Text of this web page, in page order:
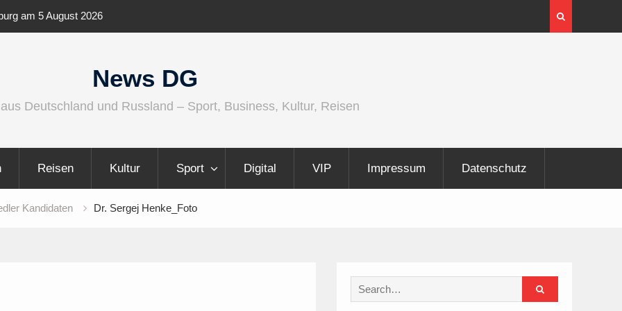
am 5 August 2026
vielfältiger
News DG
Deutschland und Russland – Sport, Business, Kultur, Reisen
Reisen Kultur Sport Digital VIP Impressum Datenschutz
Kandidaten Dr. Sergej Henke_Foto
Search
for: